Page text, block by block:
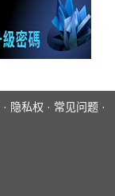
· 隐私权 · 常见问题 ·